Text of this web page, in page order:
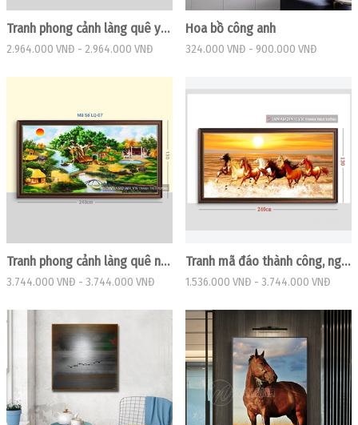
Tranh phong cảnh làng quê yên bình
2.964.000 VNĐ - 2.964.000 VNĐ
Hoa bồ công anh
324.000 VNĐ - 900.000 VNĐ
Tranh phong cảnh làng quê ngôi nhà và gốc đa
3.744.000 VNĐ - 3.744.000 VNĐ
Tranh mã đáo thành công, ngựa phi trên bãi biển
1.536.000 VNĐ - 3.744.000 VNĐ